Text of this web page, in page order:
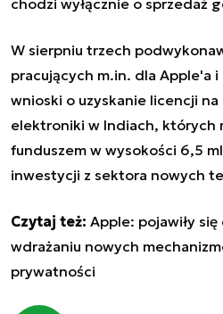
W sierpniu trzech
pracujących m.in. dla Apple'a i
wnioski o uzyskanie licencji
elektroniki w Indiach, których
funduszem w wysokości 6,5
inwestycji z sektora nowych
Czytaj też: Apple: pojawiły
wdrażaniu nowych
prywatności